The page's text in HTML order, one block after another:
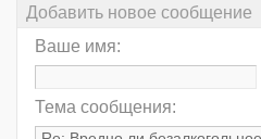
Добавить новое сообщение
Ваше имя:
Тема сообщения: